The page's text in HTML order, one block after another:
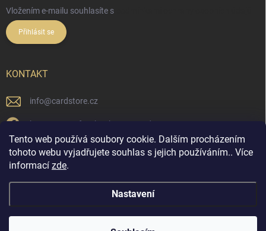
Tento web používá soubory cookie. Dalším procházením
tohoto webu vyjadřujete souhlas s jejich používáním.. Více
informací zde.
Nastavení
Vložením e-mailu souhlasíte s
Přihlásit se
KONTAKT
info@cardstore.cz
https://www.facebook.com/cardstorecz
cardstore.cz/
@cardstore.cz/
Cardstore.cz . Všechna práva vyhrazena.